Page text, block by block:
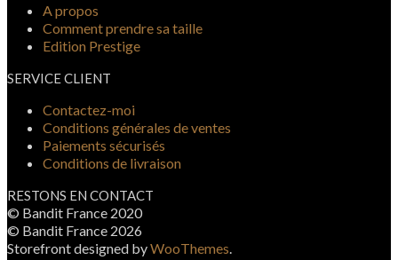
A propos
Comment prendre sa taille
Edition Prestige
SERVICE CLIENT
Contactez-moi
Conditions générales de ventes
Paiements sécurisés
Conditions de livraison
RESTONS EN CONTACT
© Bandit France 2020
© Bandit France 2026
Storefront designed byWooThemes